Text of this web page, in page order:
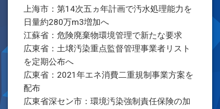
上海市：第14次五ヵ年計画で汚水処理能力を
日量約280万m3増加へ
江蘇省：危険廃棄物環境管理で新たな要求
広東省：土壌汚染重点監督管理事業者リスト
を定期公布へ
広東省：2021年エネ消費二重規制事業方案を
配布
広東省深セン市：環境汚染強制責任保険の加